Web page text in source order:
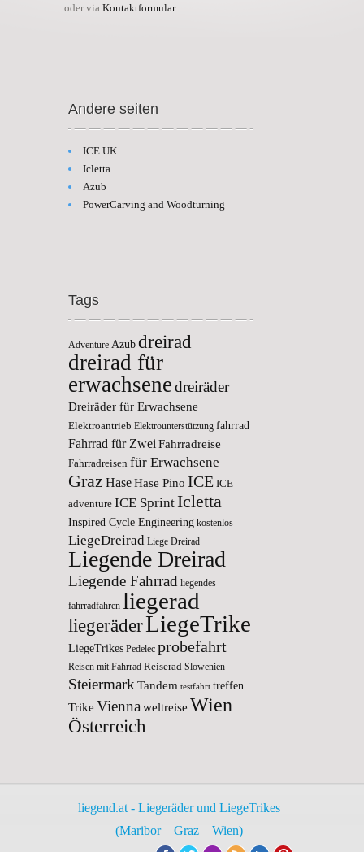
oder via Kontaktformular
Andere seiten
ICE UK
Icletta
Azub
PowerCarving and Woodturning
Tags
Adventure Azubdreirad
dreirad für
erwachsenedreiräder
Dreiräder für Erwachsene
Elektroantrieb Elektrounterstützung fahrrad
Fahrrad für Zwei Fahrradreise
Fahrradreisen für Erwachsene
Graz HaseHase Pino ICE ICE
adventure ICE SprintIcletta
Inspired Cycle Engineering kostenlos
LiegeDreirad Liege Dreirad
Liegende Dreirad
Liegende Fahrrad liegendes
fahrradfahren liegerad
liegeräderLiegeTrike
LiegeTrikes Pedelec probefahrt
Reisen mit Fahrrad Reiserad Slowenien
Steiermark Tandem testfahrt treffen
Trike Vienna weltreise Wien
Österreich
liegend.at - Liegeräder und LiegeTrikes
(Maribor – Graz – Wien)